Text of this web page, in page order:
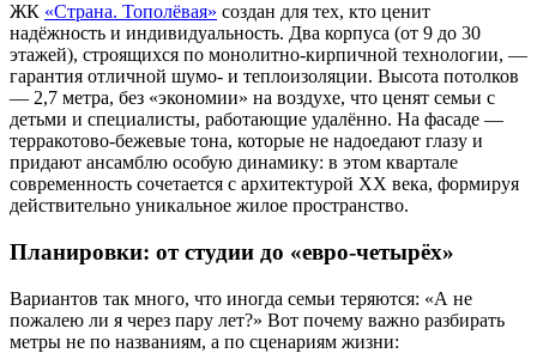
ЖК «Страна. Тополёвая» создан для тех, кто ценит
надёжность и индивидуальность. Два корпуса (от 9 до 30
этажей), строящихся по монолитно-кирпичной технологии, —
гарантия отличной шумо- и теплоизоляции. Высота потолков
— 2,7 метра, без «экономии» на воздухе, что ценят семьи с
детьми и специалисты, работающие удалённо. На фасаде —
терракотово-бежевые тона, которые не надоедают глазу и
придают ансамблю особую динамику: в этом квартале
современность сочетается с архитектурой XX века, формируя
действительно уникальное жилое пространство.
Планировки: от студии до «евро-четырёх»
Вариантов так много, что иногда семьи теряются: «А не
пожалею ли я через пару лет?» Вот почему важно разбирать
метры не по названиям, а по сценариям жизни: